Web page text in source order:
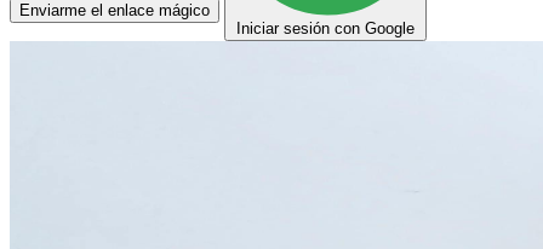
Enviarme el enlace mágico
Iniciar sesión con Google